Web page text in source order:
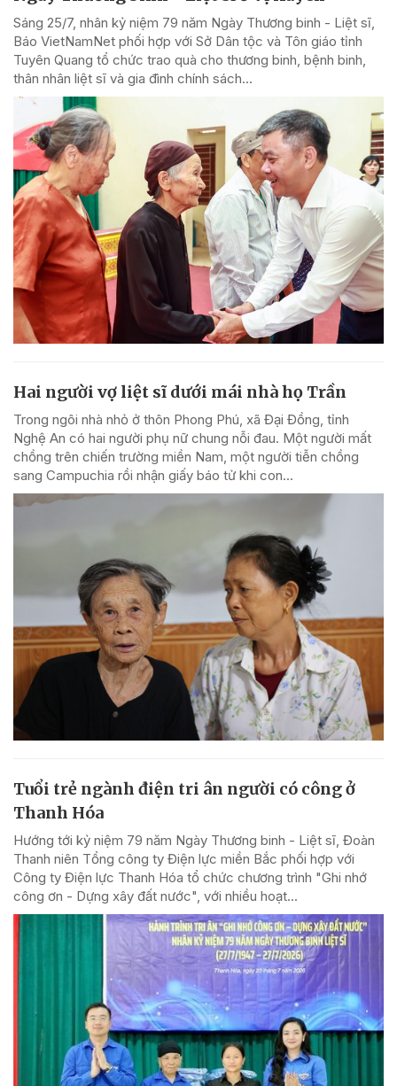
Sáng 25/7, nhân kỷ niệm 79 năm Ngày Thương binh - Liệt sĩ,
Báo VietNamNet phối hợp với Sở Dân tộc và Tôn giáo tỉnh
Tuyên Quang tổ chức trao quà cho thương binh, bệnh binh,
thân nhân liệt sĩ và gia đình chính sách...
Hai người vợ liệt sĩ dưới mái nhà họ Trần
Trong ngôi nhà nhỏ ở thôn Phong Phú, xã Đại Đồng, tỉnh
Nghệ An có hai người phụ nữ chung nỗi đau. Một người mất
chồng trên chiến trường miền Nam, một người tiễn chồng
sang Campuchia rồi nhận giấy báo tử khi con...
Tuổi trẻ ngành điện tri ân người có công ở
Thanh Hóa
Hướng tới kỷ niệm 79 năm Ngày Thương binh - Liệt sĩ, Đoàn
Thanh niên Tổng công ty Điện lực miền Bắc phối hợp với
Công ty Điện lực Thanh Hóa tổ chức chương trình "Ghi nhớ
công ơn - Dựng xây đất nước", với nhiều hoạt...